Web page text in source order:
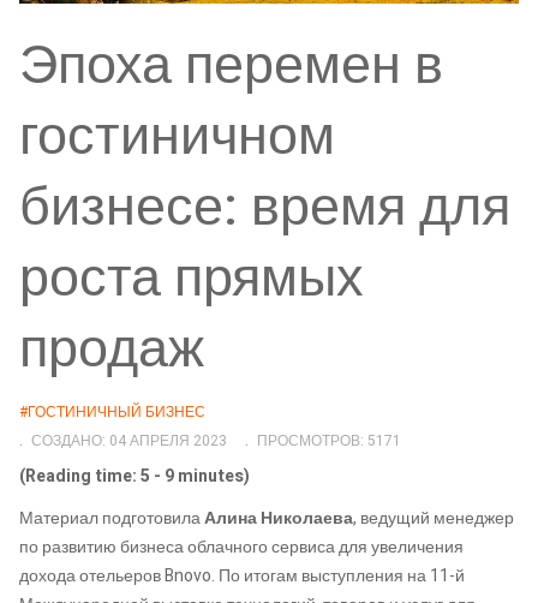
Эпоха перемен в
гостиничном
бизнесе: время для
роста прямых
продаж
#ГОСТИНИЧНЫЙ БИЗНЕС
СОЗДАНО: 04 АПРЕЛЯ 2023
ПРОСМОТРОВ: 5171
(Reading time: 5 - 9 minutes)
Материал подготовилаАлина Николаева, ведущий менеджер
по развитию бизнеса облачного сервиса для увеличения
дохода отельеров Bnovo. По итогам выступления на 11-й